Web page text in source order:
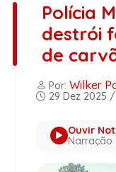
Polícia
destrói
de
Por: Wilker
29 Dez 2025 /
Ouvir
Narração